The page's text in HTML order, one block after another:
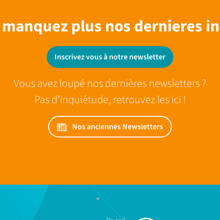
plus nos dernieres
Inscrivez vous à notre newsletter
Vous avez loupé nos dernières newsletters ?
Pas d’inquiétude, retrouvez les ici !
Nos anciennes Newsletters